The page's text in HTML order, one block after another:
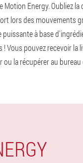
Motion Energy. Oubliez la
lors des mouvements
puissante à base
! Vous pouvez recevoir la
ou la récupérer au bureau